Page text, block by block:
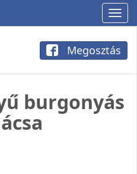
Megosztás
burgonyás